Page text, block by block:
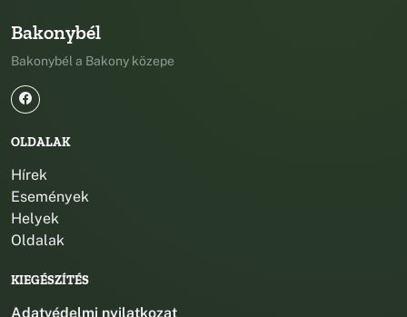
Bakonybél
Bakonybél a Bakony közepe
OLDALAK
Hírek
Események
Helyek
Oldalak
KIEGÉSZÍTÉS
Adatvédelmi nyilatkozat